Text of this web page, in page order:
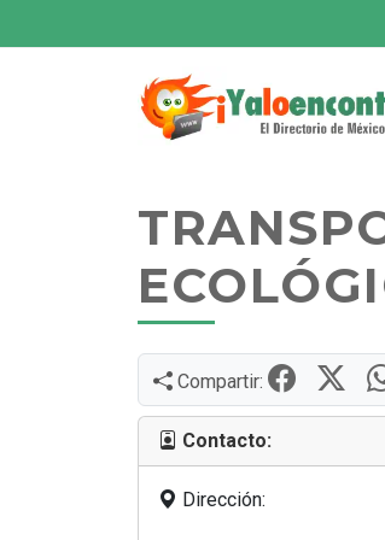
Compartir:
Contacto:
Dirección: